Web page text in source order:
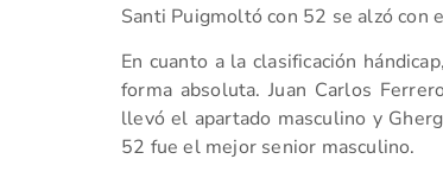
Santi Puigmoltó con 52 se alzó
En cuanto a la clasificación
forma absoluta. Juan Carlos
llevó el apartado masculino y
52 fue el mejor senior masculino.